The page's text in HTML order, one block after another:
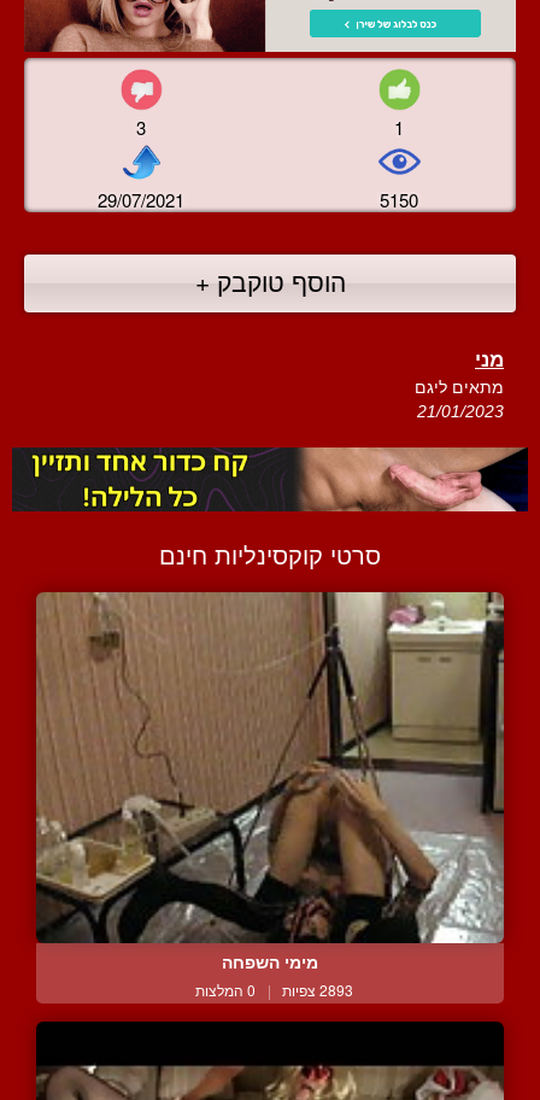
3 1
29/07/2021 5150
הוסף טוקבק +
מני
מתאים ליגם
21/01/2023
סרטי קוקסינליות חינם
מימי השפחה
2893 צפיות | 0 המלצות